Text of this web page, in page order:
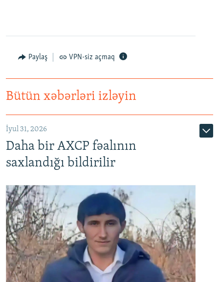
Paylaş VPN-siz açmaq
Bütün xəbərləri izləyin
İyul 31, 2026
Daha bir AXCP fəalının
saxlandığı bildirilir